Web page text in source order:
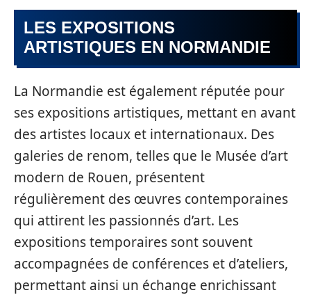
LES EXPOSITIONS
ARTISTIQUES EN NORMANDIE
La Normandie est également réputée pour
ses expositions artistiques, mettant en avant
des artistes locaux et internationaux. Des
galeries de renom, telles que le Musée d’art
modern de Rouen, présentent
régulièrement des œuvres contemporaines
qui attirent les passionnés d’art. Les
expositions temporaires sont souvent
accompagnées de conférences et d’ateliers,
permettant ainsi un échange enrichissant